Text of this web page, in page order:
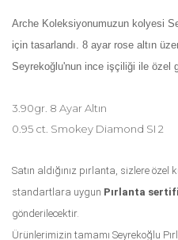
Arche Koleksiyonumuzun kolyesi
için tasarlandı. 8 ayar rose altın
Seyrekoğlu'nun ince işçiliği ile özel
3.90gr. 8 Ayar Altın
0.95 ct. Smokey Diamond SI 2
Satın aldığınız pırlanta, sizlere
standartlara uygun Pırlanta
gönderilecektir.
Ürünlerimizin tamamı Seyrekoğlu